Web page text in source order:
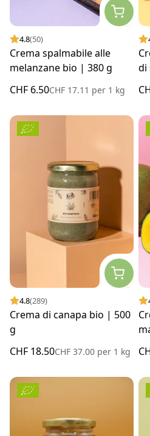
4.8(50)
Crema spalmabile alle
melanzane bio | 380 g
CHF 6.50CHF 17.11 per 1 kg
di
4.8(289)
Crema di canapa bio | 500
g
CHF 18.50CHF 37.00 per 1 kg